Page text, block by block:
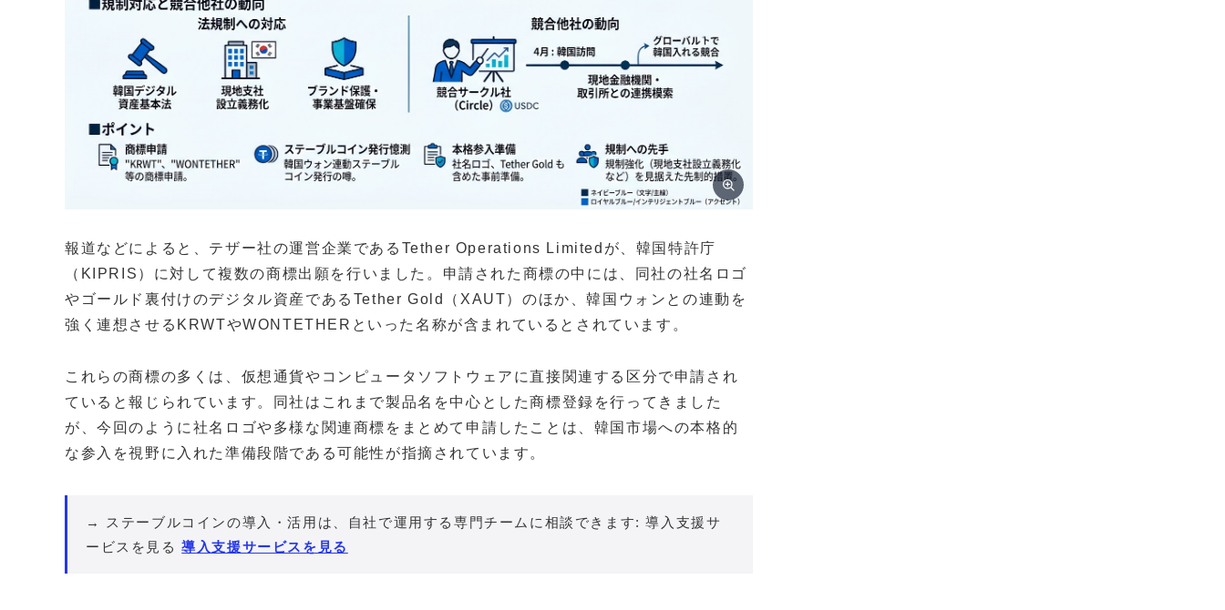
報道などによると、テザー社の運営企業であるTether Operations Limitedが、韓国特許庁
（KIPRIS）に対して複数の商標出願を行いました。申請された商標の中には、同社の社名ロゴ
やゴールド裏付けのデジタル資産であるTether Gold（XAUT）のほか、韓国ウォンとの連動を
強く連想させるKRWTやWONTETHERといった名称が含まれているとされています。
これらの商標の多くは、仮想通貨やコンピュータソフトウェアに直接関連する区分で申請され
ていると報じられています。同社はこれまで製品名を中心とした商標登録を行ってきました
が、今回のように社名ロゴや多様な関連商標をまとめて申請したことは、韓国市場への本格的
な参入を視野に入れた準備段階である可能性が指摘されています。
→ ステーブルコインの導入・活用は、自社で運用する専門チームに相談できます: 導入支援サ
ービスを見る導入支援サービスを見る